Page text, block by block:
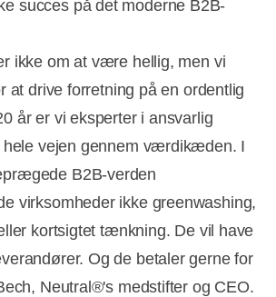
succes på det moderne B2B-
ikke om at være hellig, men vi
at drive forretning på en ordentlig
år er vi eksperter i ansvarlig
hele vejen gennem værdikæden. I
B2B-verden
virksomheder ikke greenwashing,
kortsigtet tænkning. De vil have
Og de betaler gerne for
Neutral®'s medstifter og CEO.